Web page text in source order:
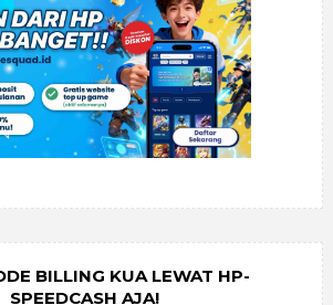
BILLING KUA LEWAT HP-
SPEEDCASH AJA!